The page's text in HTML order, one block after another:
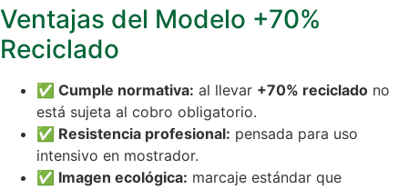
Ventajas del Modelo +70%
Reciclado
✅ Cumple normativa: al llevar +70% reciclado no
está sujeta al cobro obligatorio.
✅ Resistencia profesional: pensada para uso
intensivo en mostrador.
✅ Imagen ecológica: marcaje estándar que